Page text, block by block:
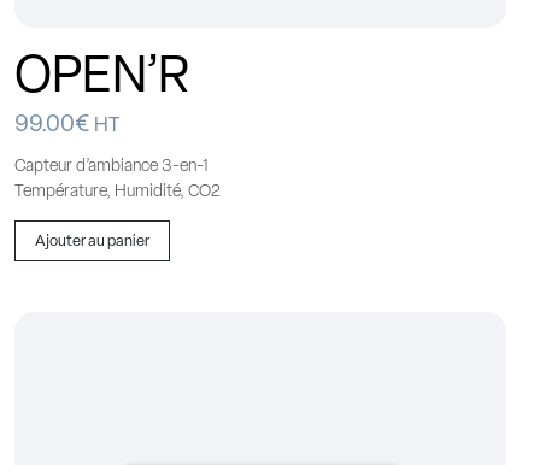
OPEN’R
99.00€ HT
Capteur d’ambiance 3-en-1
Température, Humidité, CO2
Ajouter au panier